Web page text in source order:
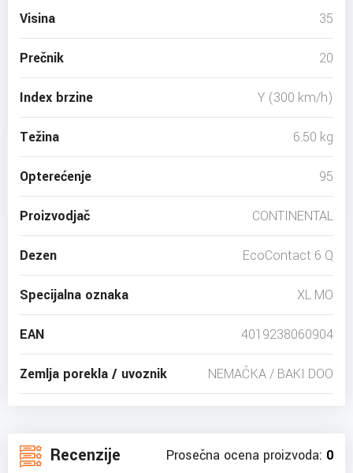
Visina 35
Prečnik 20
Index brzine Y (300 km/h)
Težina 6.50 kg
Opterećenje 95
Proizvodjač CONTINENTAL
Dezen EcoContact 6 Q
Specijalna oznaka XL MO
EAN 4019238060904
Zemlja porekla / uvoznik NEMAČKA / BAKI DOO
Recenzije Prosečna ocena proizvoda: 0